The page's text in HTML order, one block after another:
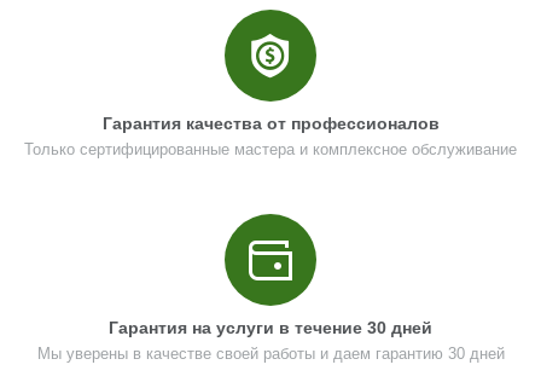
Гарантия качества от профессионалов
Только сертифицированные мастера и комплексное обслуживание
Гарантия на услуги в течение 30 дней
Мы уверены в качестве своей работы и даем гарантию 30 дней